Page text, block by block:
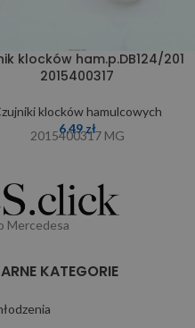
klocków ham.p.DB124/201
2015400317
klocków hamulcowych
6,49zł
2015400317 MG
Mercedesa
KATEGORIE